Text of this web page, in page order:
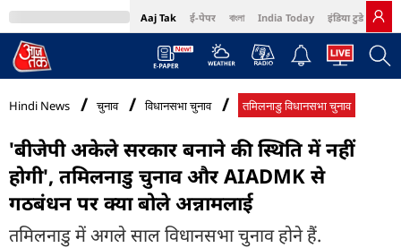
Aaj Tak ई-पेपर বাংলা India Today इंडिया टुडे हिंदी
MumbaiTak Cosmopolitan Harper's Bazaar Northeast
Hindi News चुनाव विधानसभा चुनाव तमिलनाडु विधानसभा चुनाव
'बीजेपी अकेले सरकार बनाने की स्थिति में नहीं
होगी', तमिलनाडु चुनाव और AIADMK से
गठबंधन पर क्या बोले अन्नामलाई
तमिलनाडु में अगले साल विधानसभा चुनाव होने हैं.